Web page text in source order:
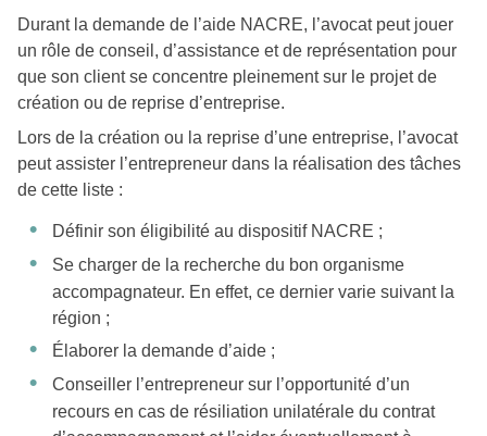
Durant la demande de l’aide NACRE, l’avocat peut jouer
un rôle de conseil, d’assistance et de représentation pour
que son client se concentre pleinement sur le projet de
création ou de reprise d’entreprise.
Lors de la création ou la reprise d’une entreprise, l’avocat
peut assister l’entrepreneur dans la réalisation des tâches
de cette liste :
Définir son éligibilité au dispositif NACRE ;
Se charger de la recherche du bon organisme
accompagnateur. En effet, ce dernier varie suivant la
région ;
Élaborer la demande d’aide ;
Conseiller l’entrepreneur sur l’opportunité d’un
recours en cas de résiliation unilatérale du contrat